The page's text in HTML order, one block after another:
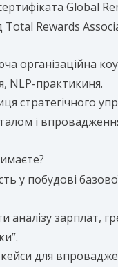
Global
Total Rewards
організаційна
NLP-практикиня.
стратегічного
і
у побудові
аналізу зарплат,
для